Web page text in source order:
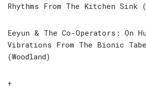
Rhythms From The Kitchen Sink
Eeyun & The Co-Operators: On
Vibrations From The Bionic
(Woodland)
+